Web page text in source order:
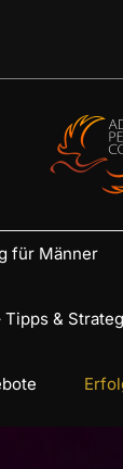
für Männer
&